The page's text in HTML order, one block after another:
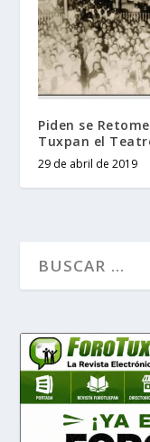
Piden se
Tuxpan el
29 de abril de 2019